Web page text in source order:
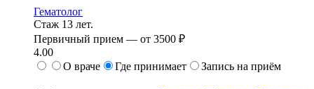
Гематолог
Стаж 13 лет.
Первичный прием — от 3500 ₽
4.00
О враче
Где принимает Запись на приём